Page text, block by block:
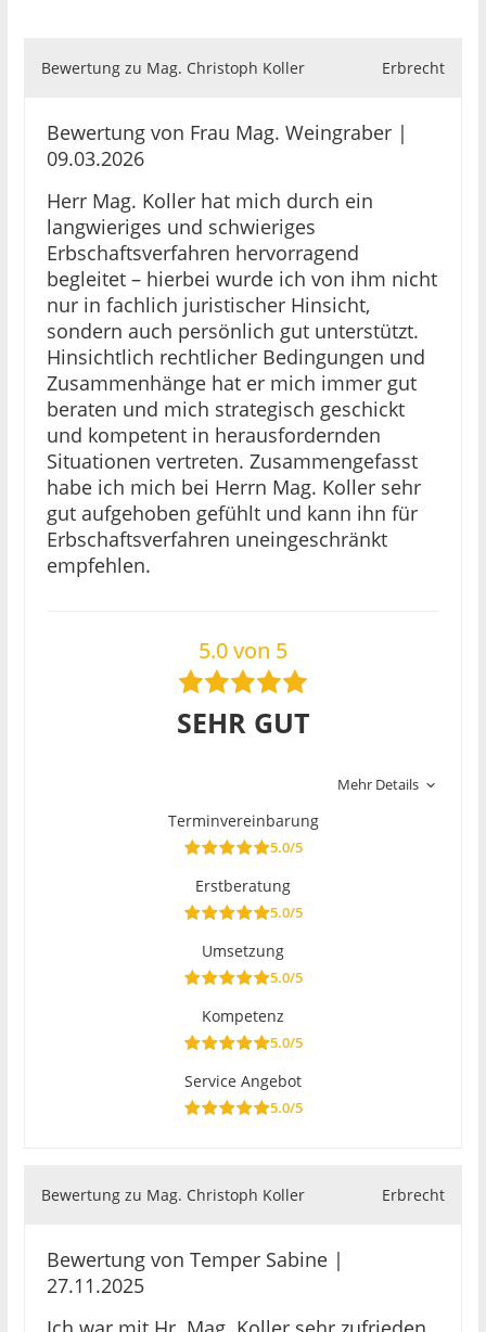
Bewertung zu Mag. Christoph Koller Erbrecht
Bewertung von Frau Mag. Weingraber |
09.03.2026
Herr Mag. Koller hat mich durch ein
langwieriges und schwieriges
Erbschaftsverfahren hervorragend
begleitet – hierbei wurde ich von ihm nicht
nur in fachlich juristischer Hinsicht,
sondern auch persönlich gut unterstützt.
Hinsichtlich rechtlicher Bedingungen und
Zusammenhänge hat er mich immer gut
beraten und mich strategisch geschickt
und kompetent in herausfordernden
Situationen vertreten. Zusammengefasst
habe ich mich bei Herrn Mag. Koller sehr
gut aufgehoben gefühlt und kann ihn für
Erbschaftsverfahren uneingeschränkt
empfehlen.
5.0 von 5
SEHR GUT
Mehr Details
Terminvereinbarung
5.0/5
Erstberatung
5.0/5
Umsetzung
5.0/5
Kompetenz
5.0/5
Service Angebot
5.0/5
Bewertung zu Mag. Christoph Koller Erbrecht
Bewertung von Temper Sabine |
27.11.2025